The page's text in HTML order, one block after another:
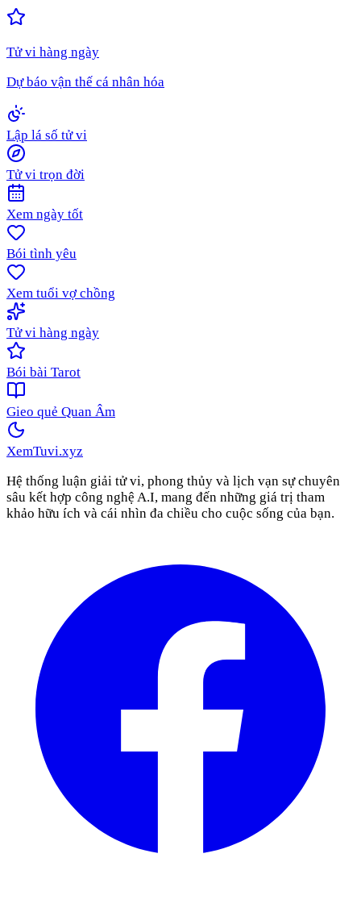
Tử vi hàng ngày
Dự báo vận thế cá nhân hóa
Lập lá số tử vi
Tử vi trọn đời
Xem ngày tốt
Bói tình yêu
Xem tuổi vợ chồng
Tử vi hàng ngày
Bói bài Tarot
Gieo quẻ Quan Âm
XemTuvi.xyz
Hệ thống luận giải tử vi, phong thủy và lịch vạn sự chuyên
sâu kết hợp công nghệ A.I, mang đến những giá trị tham
khảo hữu ích và cái nhìn đa chiều cho cuộc sống của bạn.